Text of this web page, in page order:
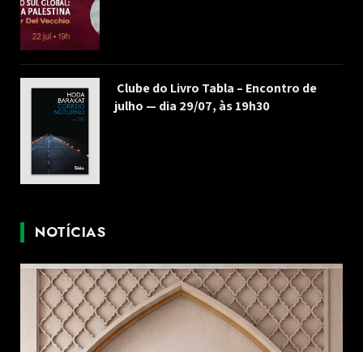
Clube do Livro Tabla – Encontro de
julho — dia 29/07, às 19h30
NOTÍCIAS